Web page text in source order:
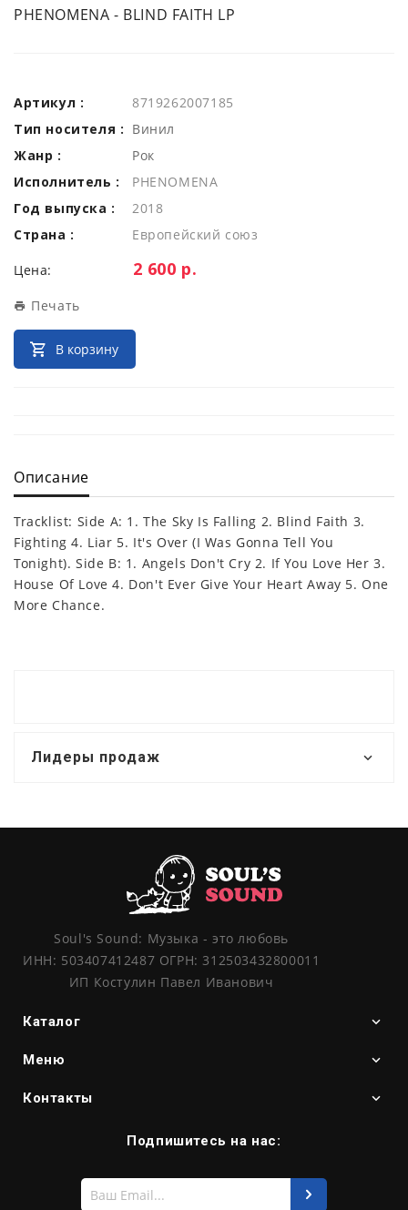
PHENOMENA - BLIND FAITH LP
Артикул :
8719262007185
Тип носителя : Винил
Жанр :
Рок
Исполнитель :
PHENOMENA
Год выпуска :
2018
Страна :
Европейский союз
Цена: Цена:
2 600 р.
Печать
В корзину
Описание
Tracklist: Side A: 1. The Sky Is Falling 2. Blind Faith 3.
Fighting 4. Liar 5. It's Over (I Was Gonna Tell You
Tonight). Side B: 1. Angels Don't Cry 2. If You Love Her 3.
House Of Love 4. Don't Ever Give Your Heart Away 5. One
More Chance.
Лидеры продаж
Soul's Sound: Музыка - это любовь
ИНН: 503407412487 ОГРН: 312503432800011
ИП Костулин Павел Иванович
Каталог
Меню
Контакты
Подпишитесь на нас:
Введите